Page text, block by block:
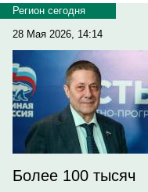
Регион сегодня
28 Мая 2026, 14:14
Более 100 тысяч